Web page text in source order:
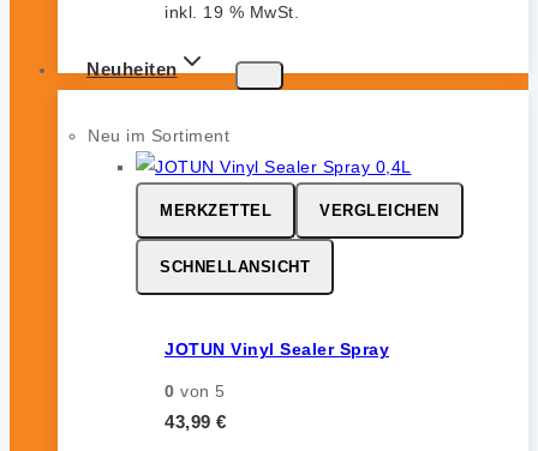
inkl. 19 % MwSt.
Neuheiten
Neu im Sortiment
MERKZETTEL VERGLEICHEN
SCHNELLANSICHT
JOTUN Vinyl Sealer Spray
0 von 5
43,99 €